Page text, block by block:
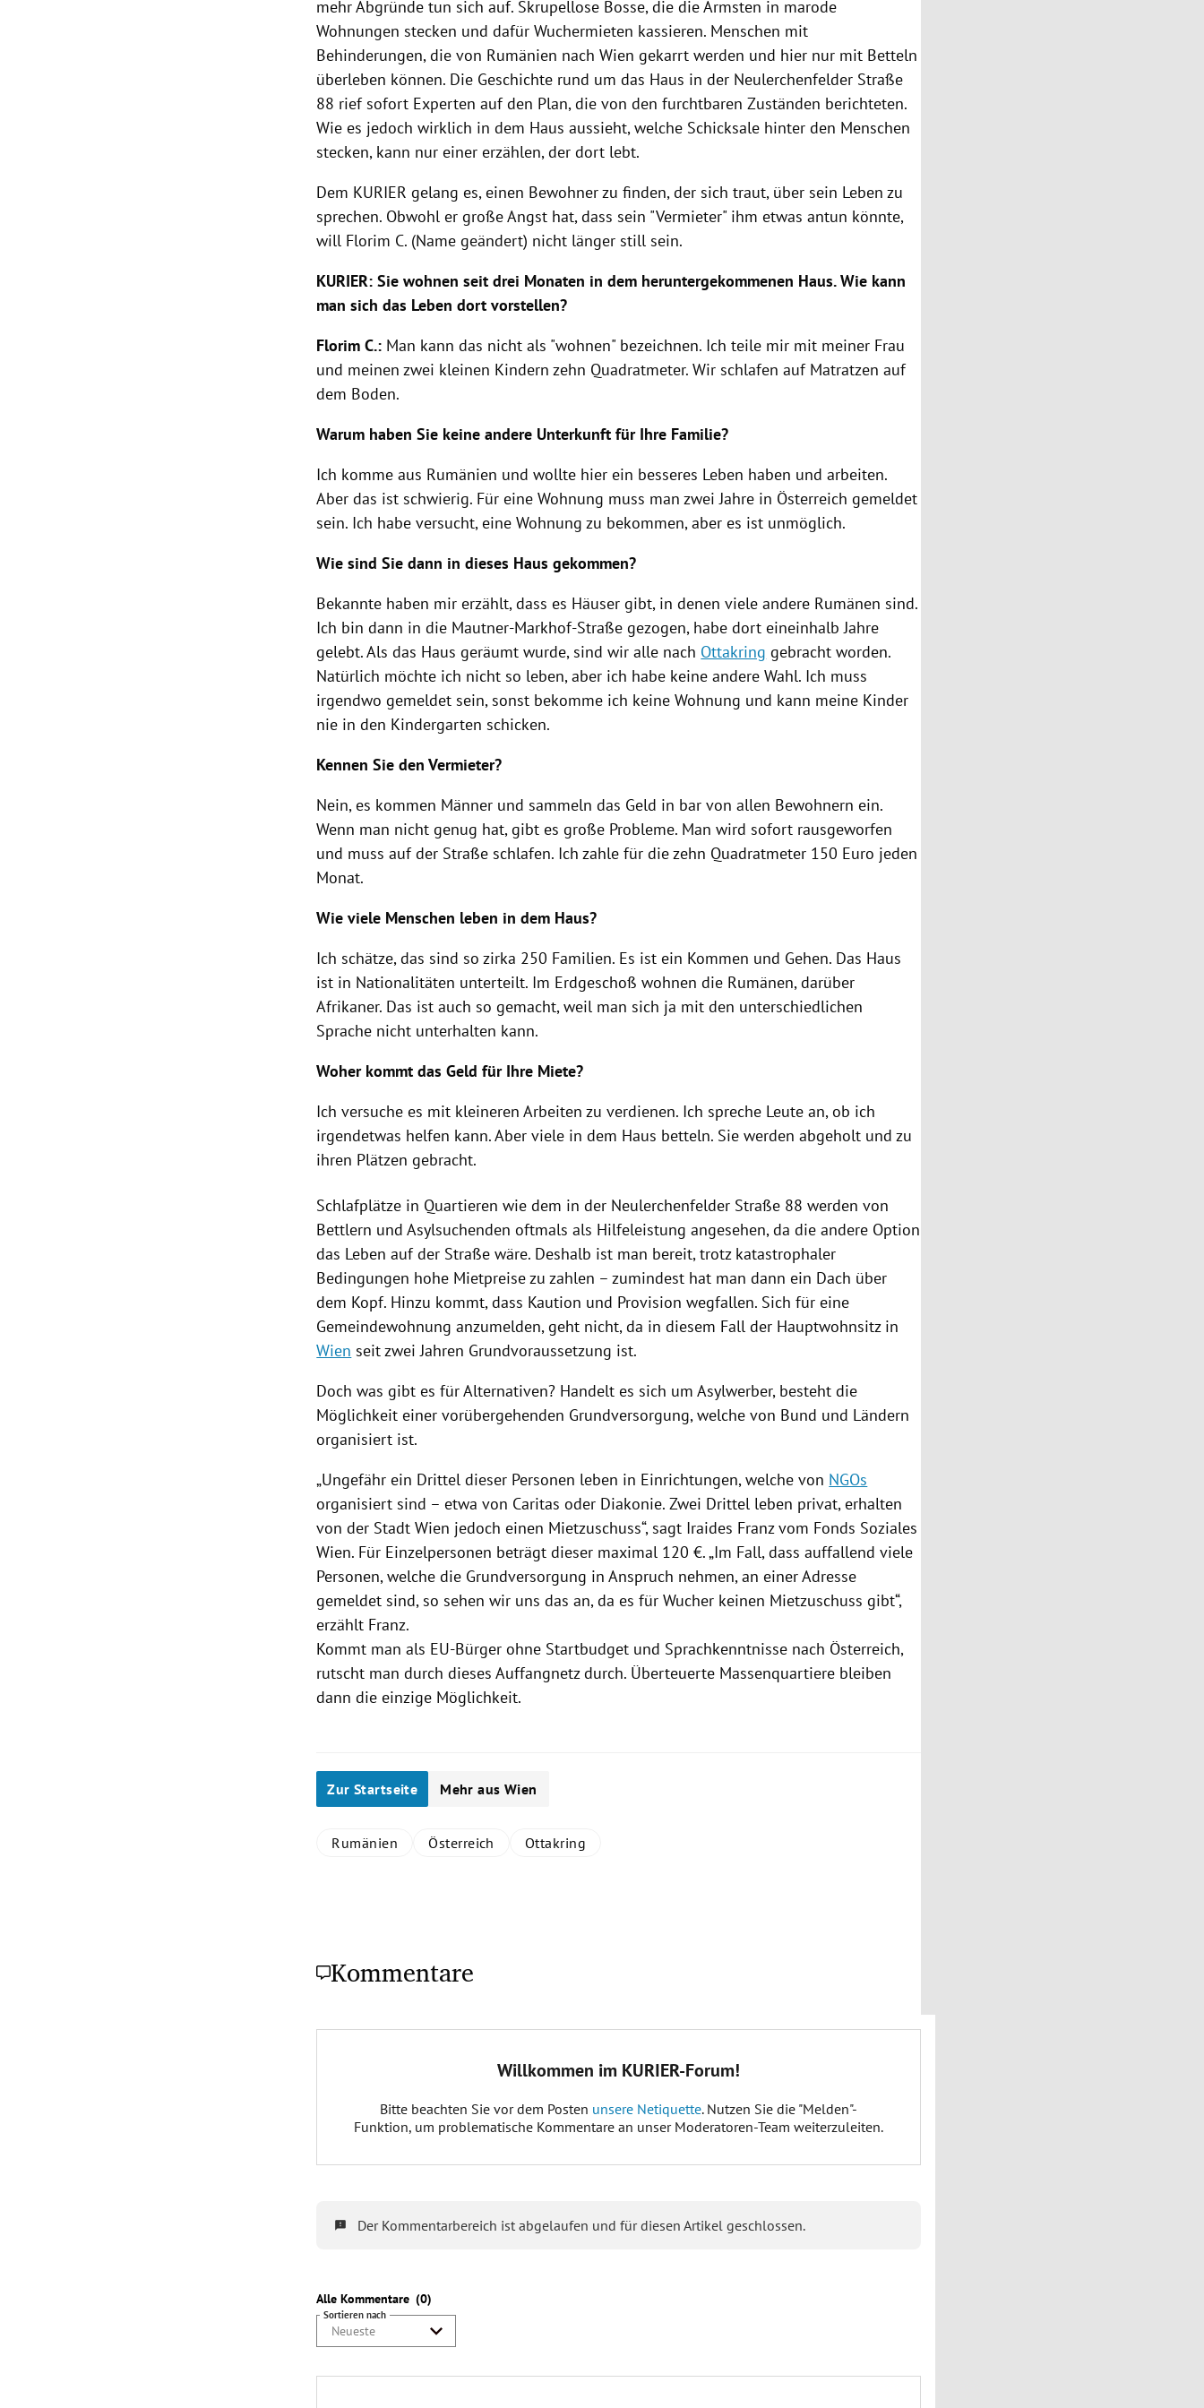
mehr Abgründe tun sich auf. Skrupellose Bosse, die die Ärmsten in marode
Wohnungen stecken und dafürWuchermieten kassieren. Menschen mit
Behinderungen, die von Rumänien nachWien gekarrt werden und hier nur mit Betteln
überleben können. Die Geschichte rund um das Haus in der Neulerchenfelder Straße
88 rief sofort Experten auf den Plan, die von den furchtbaren Zuständen berichteten.
Wie es jedoch wirklich in dem Haus aussieht, welche Schicksale hinter den Menschen
stecken, kann nur einer erzählen, der dort lebt.
Dem KURIER gelang es, einen Bewohner zu finden, der sich traut, über sein Leben zu
sprechen. Obwohl er große Angst hat, dass sein "Vermieter" ihm etwas antun könnte,
will Florim C. (Name geändert) nicht länger still sein.
KURIER: Sie wohnen seit drei Monaten in dem heruntergekommenen Haus. Wie kann
man sich das Leben dort vorstellen?
Florim C.: Man kann das nicht als "wohnen" bezeichnen. Ich teile mir mit meiner Frau
und meinen zwei kleinen Kindern zehn Quadratmeter. Wir schlafen auf Matratzen auf
dem Boden.
Warum haben Sie keine andere Unterkunft für Ihre Familie?
Ich komme aus Rumänien und wollte hier ein besseres Leben haben und arbeiten.
Aber das ist schwierig. Für eine Wohnung muss man zwei Jahre in Österreich gemeldet
sein. Ich habe versucht, eine Wohnung zu bekommen, aber es ist unmöglich.
Wie sind Sie dann in dieses Haus gekommen?
Bekannte haben mir erzählt, dass es Häuser gibt, in denen viele andere Rumänen sind.
Ich bin dann in die Mautner-Markhof-Straße gezogen, habe dort eineinhalb Jahre
gelebt. Als das Haus geräumt wurde, sind wir alle nach Ottakring gebracht worden.
Natürlich möchte ich nicht so leben, aber ich habe keine andere Wahl. Ich muss
irgendwo gemeldet sein, sonst bekomme ich keine Wohnung und kann meine Kinder
nie in den Kindergarten schicken.
Kennen Sie den Vermieter?
Nein, es kommen Männer und sammeln das Geld in bar von allen Bewohnern ein.
Wenn man nicht genug hat, gibt es große Probleme. Man wird sofort rausgeworfen
und muss auf der Straße schlafen. Ich zahle für die zehn Quadratmeter 150 Euro jeden
Monat.
Wie viele Menschen leben in dem Haus?
Ich schätze, das sind so zirka 250 Familien. Es ist ein Kommen und Gehen. Das Haus
ist in Nationalitäten unterteilt. Im Erdgeschoß wohnen die Rumänen, darüber
Afrikaner. Das ist auch so gemacht, weil man sich ja mit den unterschiedlichen
Sprache nicht unterhalten kann.
Woher kommt das Geld für Ihre Miete?
Ich versuche es mit kleineren Arbeiten zu verdienen. Ich spreche Leute an, ob ich
irgendetwas helfen kann. Aber viele in dem Haus betteln. Sie werden abgeholt und zu
ihren Plätzen gebracht.
Schlafplätze in Quartieren wie dem in der Neulerchenfelder Straße 88 werden von
Bettlern und Asylsuchenden oftmals als Hilfeleistung angesehen, da die andere Option
das Leben auf der Straße wäre. Deshalb ist man bereit, trotz katastrophaler
Bedingungen hohe Mietpreise zu zahlen – zumindest hat man dann ein Dach über
dem Kopf. Hinzu kommt, dass Kaution und Provision wegfallen. Sich für eine
Gemeindewohnung anzumelden, geht nicht, da in diesem Fall der Hauptwohnsitz in
Wien seit zwei Jahren Grundvoraussetzung ist.
Doch was gibt es für Alternativen? Handelt es sich um Asylwerber, besteht die
Möglichkeit einer vorübergehenden Grundversorgung, welche von Bund und Ländern
organisiert ist.
„Ungefähr ein Drittel dieser Personen leben in Einrichtungen, welche von NGOs
organisiert sind – etwa von Caritas oder Diakonie. Zwei Drittel leben privat, erhalten
von der StadtWien jedoch einen Mietzuschuss“, sagt Iraides Franz vom Fonds Soziales
Wien. Für Einzelpersonen beträgt dieser maximal 120 €. „Im Fall, dass auffallend viele
Personen, welche die Grundversorgung in Anspruch nehmen, an einer Adresse
gemeldet sind, so sehen wir uns das an, da es für Wucher keinen Mietzuschuss gibt“,
erzählt Franz.
Kommt man als EU-Bürger ohne Startbudget und Sprachkenntnisse nach Österreich,
rutscht man durch dieses Auffangnetz durch. Überteuerte Massenquartiere bleiben
dann die einzige Möglichkeit.
Zur Startseite Mehr aus Wien
Rumänien Österreich Ottakring
Kommentare